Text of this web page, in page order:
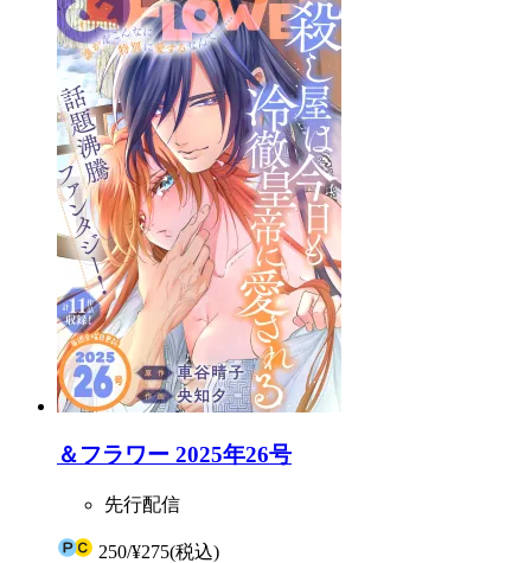
＆フラワー 2025年26号
先行配信
250/¥275(税込)